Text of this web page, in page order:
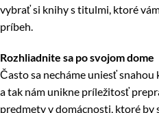
vybrať si knihy s titulmi, ktoré
príbeh.
Rozhliadnite sa po svojom dome
Často sa necháme uniesť
a tak nám unikne príležitosť
predmety v domácnosti, ktoré by